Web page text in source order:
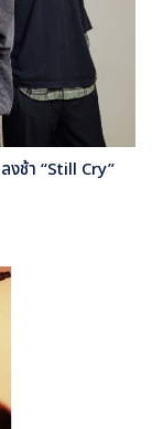
ช้า “Still Cry”